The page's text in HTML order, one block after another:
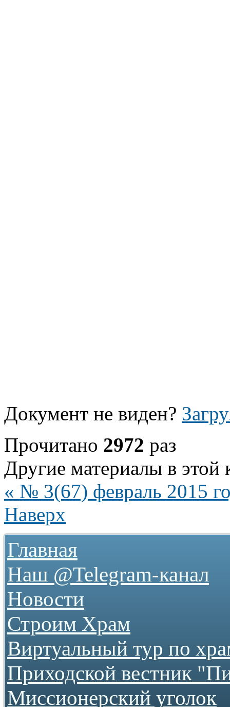
Документ не виден?
Прочитано 2972 раз
Другие материалы в этой
« № 3(67) февраль 2015
Наверх
Главная
Наш @Telegram-канал
Новости
Строим Храм
Как нас найти
Фотогалереи
...как все начиналось
2009
2011
Виртуальный тур по
Приходской вестник
Миссионерский уголок